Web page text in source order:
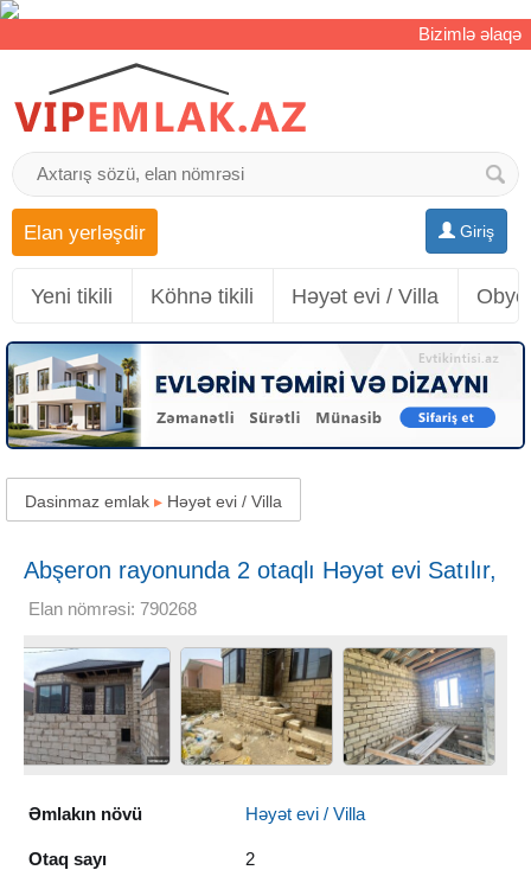
Bizimlə əlaqə
Giriş
Elan yerləşdir
Yeni tikili Köhnə tikili Həyət evi / Villa
Dasinmaz emlak ▸ Həyət evi / Villa
Abşeron rayonunda 2 otaqlı Həyət evi Satılır,
80 m²
Elan nömrəsi: 790268
Əmlakın növü Həyət evi / Villa
Otaq sayı 2